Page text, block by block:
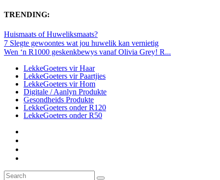
TRENDING:
Huismaats of Huweliksmaats?
7 Slegte gewoontes wat jou huwelik kan vernietig
Wen ‘n R1000 geskenkbewys vanaf Olivia Grey! R...
LekkeGoeters vir Haar
LekkeGoeters vir Paartjies
LekkeGoeters vir Hom
Digitale / Aanlyn Produkte
Gesondheids Produkte
LekkeGoeters onder R120
LekkeGoeters onder R50